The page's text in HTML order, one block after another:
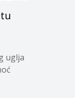
uglja